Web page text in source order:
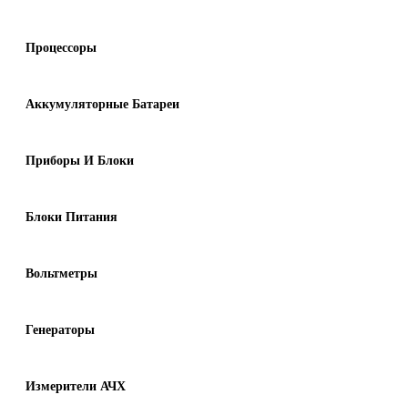
Процессоры
Аккумуляторные Батареи
Приборы И Блоки
Блоки Питания
Вольтметры
Генераторы
Измерители АЧХ